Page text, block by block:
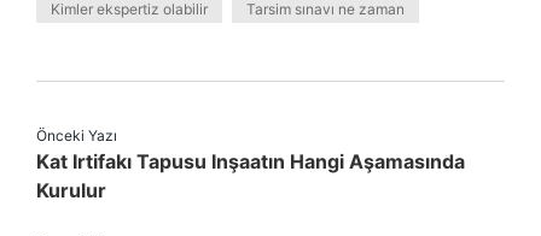
Kimler ekspertiz olabilir Tarsim sınavı ne zaman
Önceki Yazı
Kat Irtifakı Tapusu Inşaatın Hangi Aşamasında
Kurulur